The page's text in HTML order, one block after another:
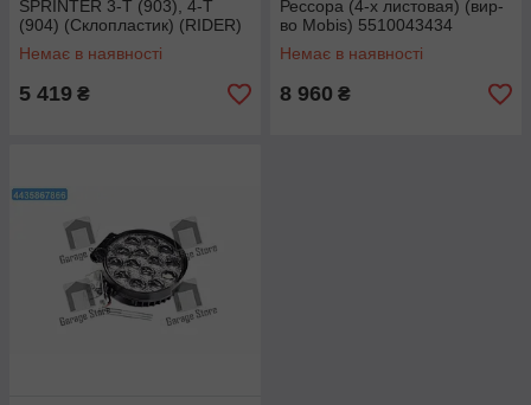
SPRINTER 3-T (903), 4-T
(904) (Склопластик) (RIDER)
RD 27.12.37
Немає в наявності
5 419 ₴
Рессора (4-х листовая) (вир-
во Mobis) 5510043434
Немає в наявності
8 960 ₴